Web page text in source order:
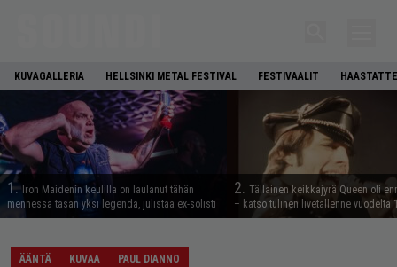
KUVAGALLERIA HELLSINKI METAL FESTIVAL FESTIVAALIT
1. Iron Maidenin keulilla on laulanut tähän
mennessä tasan yksi legenda, julistaa ex-solisti
2. Tällainen keikkajyrä Queen oli
– katso tulinen livetallenne vuodelta
ÄÄNTÄ KUVAA PAUL DIANNO